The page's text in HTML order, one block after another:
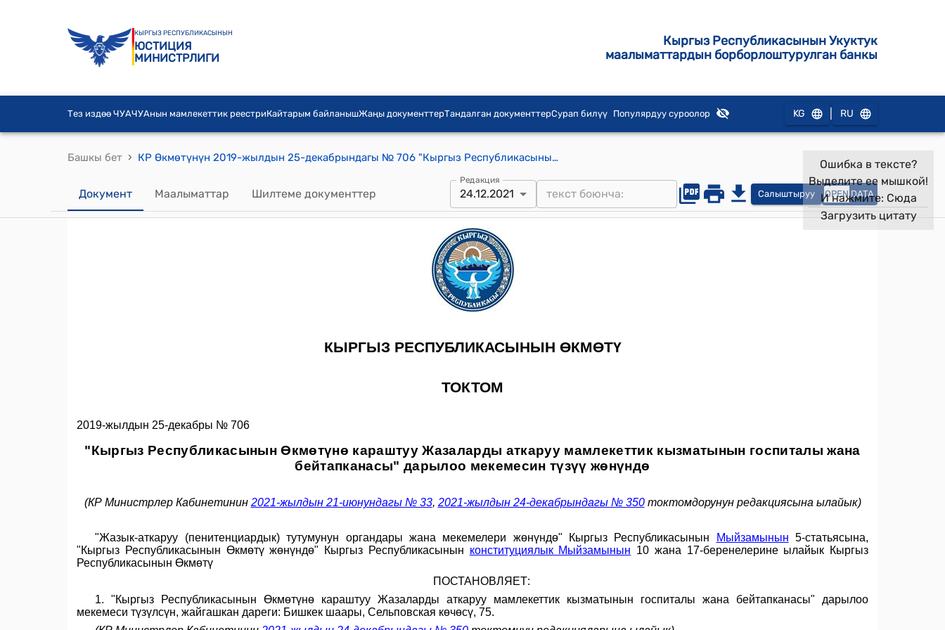
КЫРГЫЗ РЕСПУБЛИКАСЫНЫН
ЮСТИЦИЯ
МИНИСТРЛИГИ
Кыргыз Республикасынын Укуктук
маалыматтардын борборлоштурулган банкы
Тез издөө ЧУАЧУАнын мамлекеттик реестриКайтарым байланышЖаңы документтерТандалган документтерСурап билүү Популярдуу суроолор KG RU
Башкы бет › КР Өкмөтүнүн 2019-жылдын 25-декабрындагы № 706 "Кыргыз Республикасынын Өкмөтүнө караштуу Жазаларды аткаруу мамлекеттик кызматынын госпиталы жана бейтапканасы" дарылоо мекемесин түзүү жөнүндө" токтому
Документ Маалыматтар Шилтеме документтер
Редакция
24.12.2021 Салыштыруу OPEN DATA
Ошибка в тексте?
Выделите ее мышкой!
И нажмите: Сюда
Загрузить цитату